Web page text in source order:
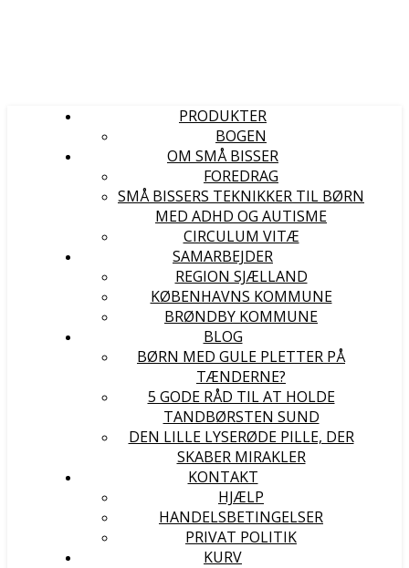
PRODUKTER
BOGEN
OM SMÅ BISSER
FOREDRAG
SMÅ BISSERS TEKNIKKER TIL BØRN
MED ADHD OG AUTISME
CIRCULUM VITÆ
SAMARBEJDER
REGION SJÆLLAND
KØBENHAVNS KOMMUNE
BRØNDBY KOMMUNE
BLOG
BØRN MED GULE PLETTER PÅ
TÆNDERNE?
5 GODE RÅD TIL AT HOLDE
TANDBØRSTEN SUND
DEN LILLE LYSERØDE PILLE, DER
SKABER MIRAKLER
KONTAKT
HJÆLP
HANDELSBETINGELSER
PRIVAT POLITIK
KURV